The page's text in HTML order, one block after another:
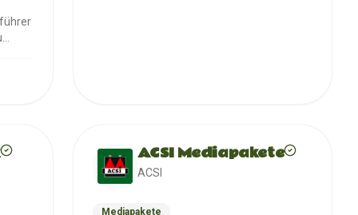
ACSI Mediapakete
ACSI
Mediapakete